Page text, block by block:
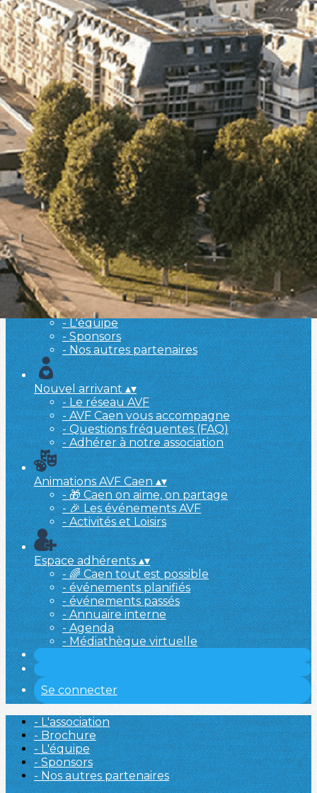
Exporter les lignes sélectionnées
Exporter toutes les colonnes
Exporter uniquement les colonnes affichées
Menu
<
>
- 🎁 Caen on aime, on partage
- 🎉 Les événements AVF
- Activités et Loisirs
Ajoutez un logo, un bouton, des réseaux sociaux
Cliquez pour éditer
L'association▴▾
- L'association
- Brochure
- L'équipe
- Sponsors
- Nos autres partenaires
Nouvel arrivant▴▾
- Le réseau AVF
- AVF Caen vous accompagne
- Questions fréquentes (FAQ)
- Adhérer à notre association
Animations AVF Caen▴▾
- 🎁 Caen on aime, on partage
- 🎉 Les événements AVF
- Activités et Loisirs
Espace adhérents▴▾
- 🌈 Caen tout est possible
- événements planifiés
- événements passés
- Annuaire interne
- Agenda
- Médiathèque virtuelle
Se connecter
- L'association
- Brochure
- L'équipe
- Sponsors
- Nos autres partenaires